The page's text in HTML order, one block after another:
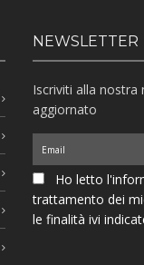
NEWSLETTER
Iscriviti alla nostra
aggiornato
Ho letto
trattamento dei
le finalità ivi